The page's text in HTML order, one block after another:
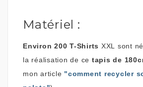
Matériel :
Environ 200 T-Shirts XXL sont
la réalisation de ce tapis de
mon article "comment recycler